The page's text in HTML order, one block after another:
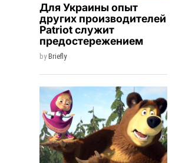
Для Украины опыт
других производителей
Patriot служит
предостережением
byBriefly